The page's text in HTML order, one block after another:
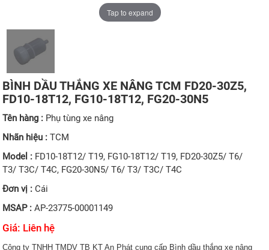
Tap to expand
BÌNH DẦU THẮNG XE NÂNG TCM FD20-30Z5,
FD10-18T12, FG10-18T12, FG20-30N5
Tên hàng : Phụ tùng xe nâng
Nhãn hiệu :TCM
Model : FD10-18T12/ T19, FG10-18T12/ T19, FD20-30Z5/ T6/
T3/ T3C/ T4C, FG20-30N5/ T6/ T3/ T3C/ T4C
Đơn vị :Cái
MSAP :AP-23775-00001149
Giá: Liên hệ
Công ty TNHH TMDV TB KT An Phát cung cấp Bình dầu thắng xe nâng